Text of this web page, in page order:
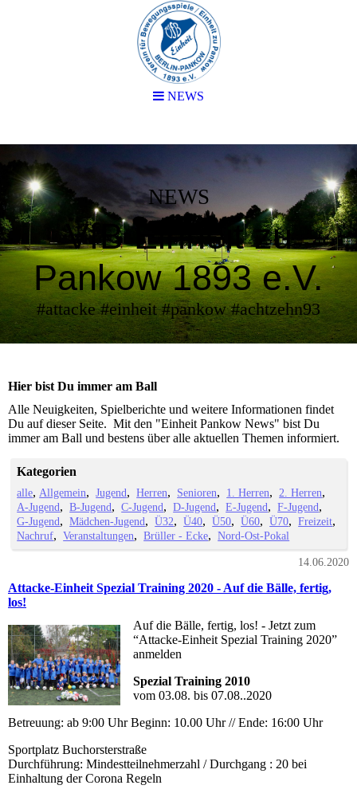
NEWS
VfB Einheit zu
Pankow 1893 e.V.
#attacke #einheit #pankow #achtzehn93
Hier bist Du immer am Ball
Alle Neuigkeiten, Spielberichte und weitere Informationen findet
Du auf dieser Seite. Mit den "Einheit Pankow News" bist Du
immer am Ball und bestens über alle aktuellen Themen informiert.
Kategorien
alle Allgemein Jugend Herren Senioren 1. Herren
2. Herren
A-Jugend
B-Jugend C-Jugend D-Jugend E-Jugend
F-Jugend
G-Jugend
Mädchen-Jugend Ü32 Ü40 Ü50 Ü60 Ü70
Freizeit
Nachruf
Veranstaltungen Brüller - Ecke Nord-Ost-Pokal
14.06.2020
Attacke-Einheit Spezial Training 2020 - Auf die Bälle, fertig,
los!
Auf die Bälle, fertig, los! - Jetzt zum
“Attacke-Einheit Spezial Training 2020”
anmelden
Spezial Training 2010
vom 03.08. bis 07.08..2020
Betreuung: ab 9:00 Uhr Beginn: 10.00 Uhr // Ende: 16:00 Uhr
Sportplatz Buchorsterstraße
Durchführung: Mindestteilnehmerzahl / Durchgang : 20 bei
Einhaltung der Corona Regeln
NEWS